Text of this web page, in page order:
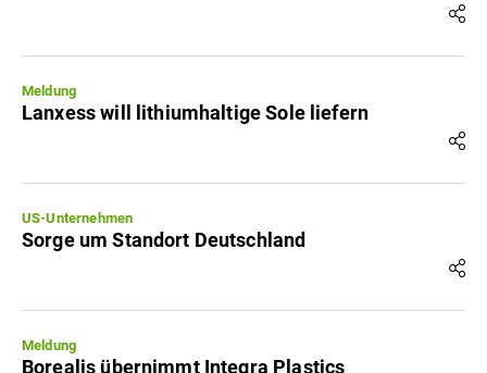
Meldung
Lanxess will lithiumhaltige Sole liefern
US-Unternehmen
Sorge um Standort Deutschland
Meldung
Borealis übernimmt Integra Plastics